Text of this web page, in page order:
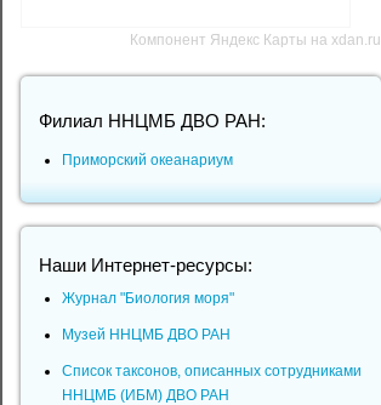
Компонент Яндекс Карты на xdan.ru
Филиал ННЦМБ ДВО РАН:
Приморский океанариум
Наши Интернет-ресурсы:
Журнал "Биология моря"
Музей ННЦМБ ДВО РАН
Список таксонов, описанных сотрудниками
ННЦМБ (ИБМ) ДВО РАН